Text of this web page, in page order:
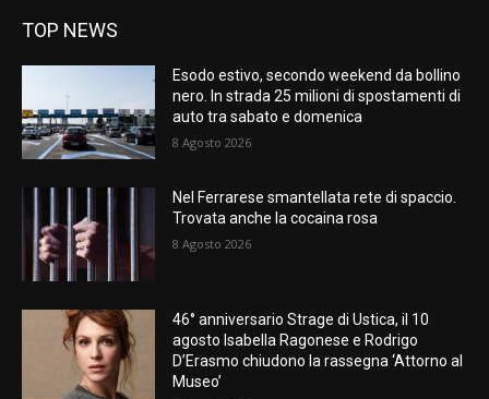
TOP NEWS
Esodo estivo, secondo weekend da bollino
nero. In strada 25 milioni di spostamenti di
auto tra sabato e domenica
8 Agosto 2026
Nel Ferrarese smantellata rete di spaccio.
Trovata anche la cocaina rosa
8 Agosto 2026
46° anniversario Strage di Ustica, il 10
agosto Isabella Ragonese e Rodrigo
D’Erasmo chiudono la rassegna ‘Attorno al
Museo’